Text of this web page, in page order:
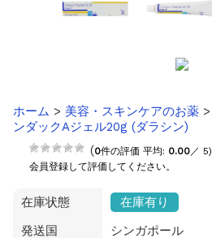
ホーム > 美容・スキンケアのお薬 >
ンダックAジェル20g (ダラシン)
(0件の評価 平均: 0.00／ 5)
会員登録して評価してください。
在庫状態
在庫有り
発送国
シンガポール